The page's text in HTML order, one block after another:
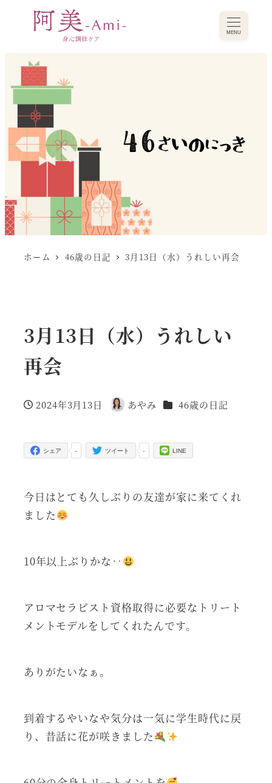
MENU
ホーム 46歳の日記 3月13日（水）うれしい再会
3月13日（水）うれしい
再会
投稿日
2024年3月13日
著
あやみ カテゴリー
46歳の日記
-
シェア -
ツイート LINE
今日はとても久しぶりの友達が家に来てくれ
ました
10年以上ぶりかな‥
アロマセラピスト資格取得に必要なトリート
メントモデルをしてくれたんです。
ありがたいなぁ。
到着するやいなや気分は一気に学生時代に戻
り、昔話に花が咲きました